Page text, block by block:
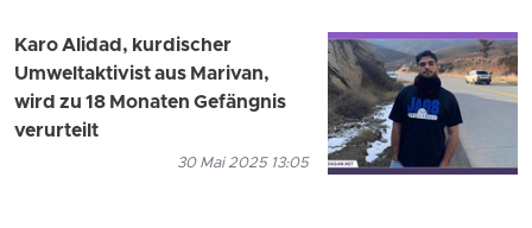
Karo Alidad, kurdischer
Umweltaktivist aus Marivan,
wird zu 18 Monaten Gefängnis
verurteilt
30 Mai 2025 13:05